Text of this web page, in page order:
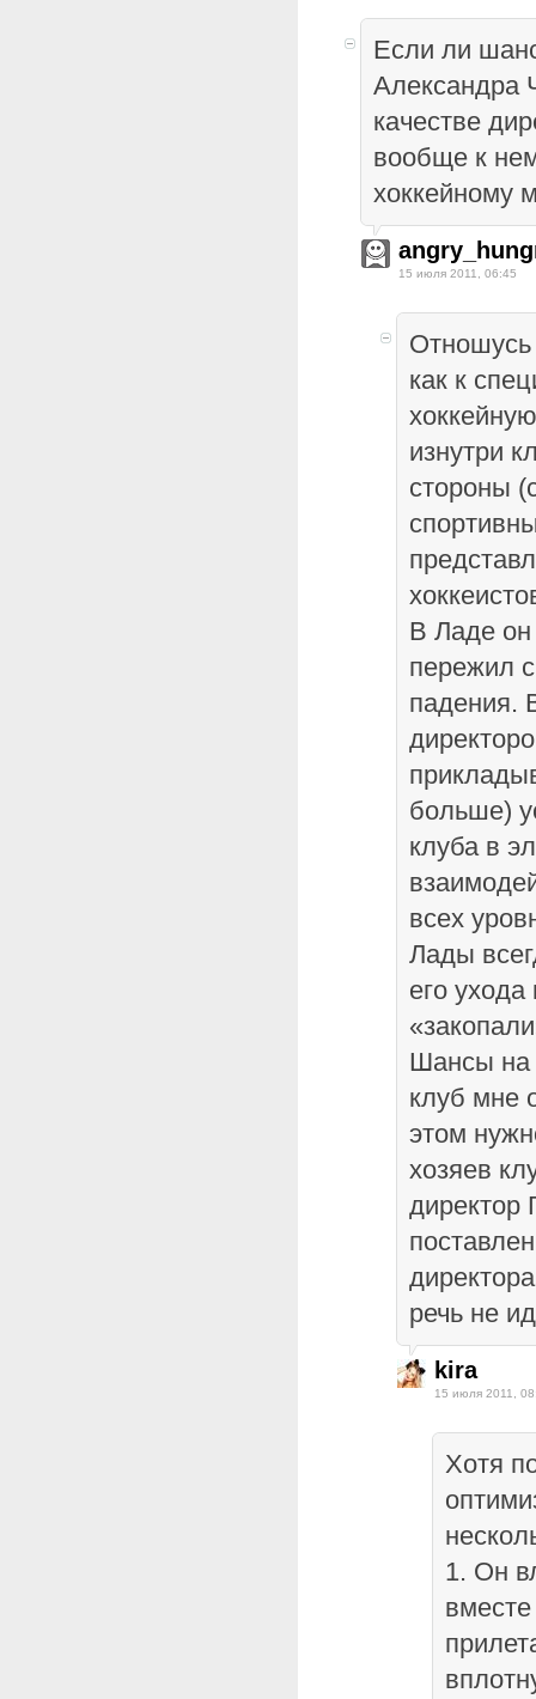
Если ли
Александра
качестве
вообще к
хоккейному
15 июля 2011, 06:45
как к
изнутри
стороны
В Ладе он
пережил
падения.
больше)
клуба в
всех
Лады
его
Шансы на
клуб мне
этом
хозяев
директор
речь не
kira
15 июля 2011,
Хотя
1. Он